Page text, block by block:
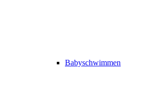
Babyschwimmen